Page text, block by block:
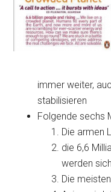
immer weiter,
stabilisieren
Folgende sechs
Die armen
die 6,6
werden
Die